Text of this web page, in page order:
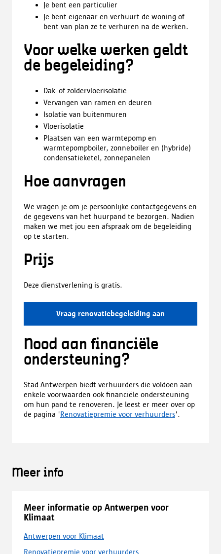
Je bent een particulier
Je bent eigenaar en verhuurt de woning of
bent van plan ze te verhuren na de werken.
Voor welke werken geldt
de begeleiding?
Dak- of zoldervloerisolatie
Vervangen van ramen en deuren
Isolatie van buitenmuren
Vloerisolatie
Plaatsen van een warmtepomp en
warmtepompboiler, zonneboiler en (hybride)
condensatieketel, zonnepanelen
Hoe aanvragen
We vragen je om je persoonlijke contactgegevens en
de gegevens van het huurpand te bezorgen. Nadien
maken we met jou een afspraak om de begeleiding
op te starten.
Prijs
Deze dienstverlening is gratis.
Vraag renovatiebegeleiding aan
Nood aan financiële
ondersteuning?
Stad Antwerpen biedt verhuurders die voldoen aan
enkele voorwaarden ook financiële ondersteuning
om hun pand te renoveren. Je leest er meer over op
de pagina 'Renovatiepremie voor verhuurders'.
Meer info
Meer informatie op Antwerpen voor
Klimaat
Antwerpen voor Klimaat
Renovatiepremie voor verhuurders